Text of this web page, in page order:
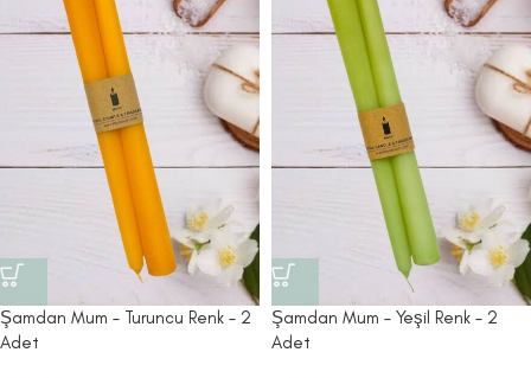
Şamdan Mum – Turuncu Renk – 2
Adet
Şamdan Mum – Yeşil Renk – 2
Adet